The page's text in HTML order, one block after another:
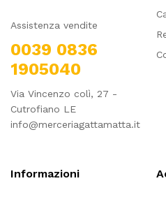
Assistenza vendite
0039 0836
1905040
Via Vincenzo colì, 27 -
Cutrofiano LE
info@merceriagattamatta.it
Informazioni